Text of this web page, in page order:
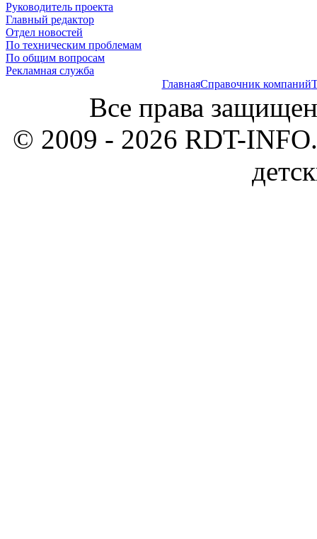
Руководитель проекта
Главный редактор
Отдел новостей
По техническим проблемам
По общим вопросам
Рекламная служба
ГлавнаяСправочник компаний
Все права
© 2009 - 2026 RDT-